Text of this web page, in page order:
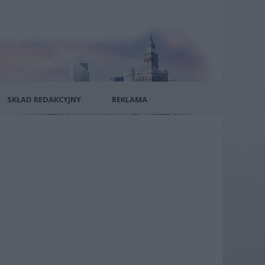
SKŁAD REDAKCYJNY REKLAMA